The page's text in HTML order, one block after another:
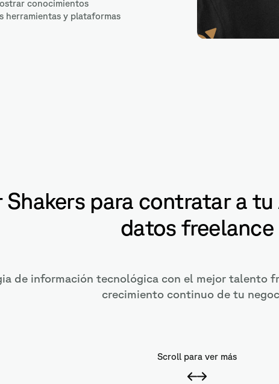
conocimientos
herramientas y plataformas
Shakers para contratar a
datos freelance
de información tecnológica con el mejor talento
crecimiento continuo de tu
Scroll para ver más